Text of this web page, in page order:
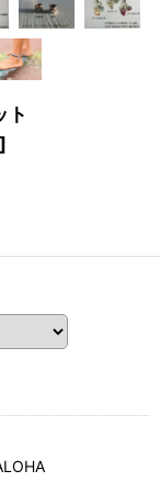
ト
]